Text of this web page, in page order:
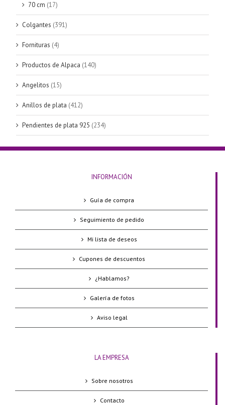
70 cm (17)
Colgantes (391)
Fornituras (4)
Productos de Alpaca (140)
Angelitos (15)
Anillos de plata (412)
Pendientes de plata 925 (234)
INFORMACIÓN
Guía de compra
Seguimiento de pedido
Mi lista de deseos
Cupones de descuentos
¿Hablamos?
Galería de fotos
Aviso legal
LA EMPRESA
Sobre nosotros
Contacto